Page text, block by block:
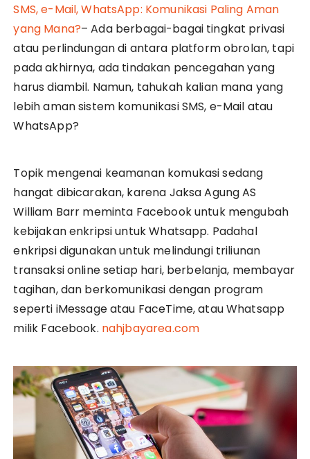
SMS, e-Mail, WhatsApp: Komunikasi Paling Aman
yang Mana?– Ada berbagai-bagai tingkat privasi
atau perlindungan di antara platform obrolan, tapi
pada akhirnya, ada tindakan pencegahan yang
harus diambil. Namun, tahukah kalian mana yang
lebih aman sistem komunikasi SMS, e-Mail atau
WhatsApp?
Topik mengenai keamanan komukasi sedang
hangat dibicarakan, karena Jaksa Agung AS
William Barr meminta Facebook untuk mengubah
kebijakan enkripsi untuk Whatsapp. Padahal
enkripsi digunakan untuk melindungi triliunan
transaksi online setiap hari, berbelanja, membayar
tagihan, dan berkomunikasi dengan program
seperti iMessage atau FaceTime, atau Whatsapp
milik Facebook. nahjbayarea.com